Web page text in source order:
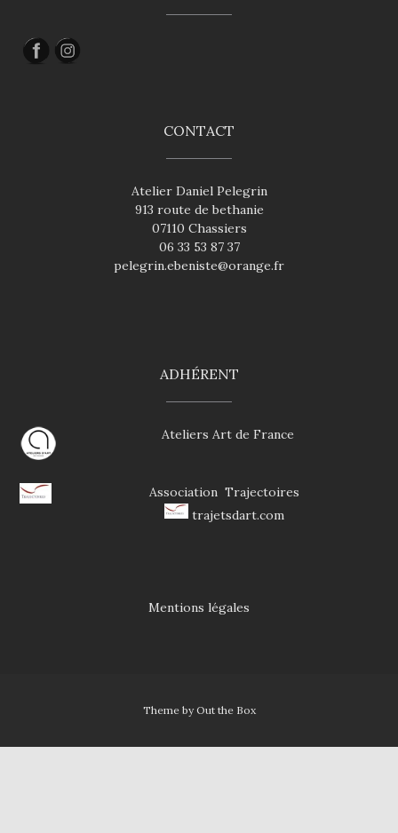
CONTACT
Atelier Daniel Pelegrin
913 route de bethanie
07110 Chassiers
06 33 53 87 37
pelegrin.ebeniste@orange.fr
ADHÉRENT
Ateliers Art de France
Association Trajectoires
trajetsdart.com
Mentions légales
Theme by Out the Box